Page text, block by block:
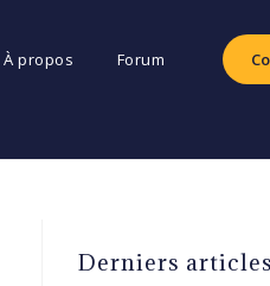
À propos Forum
Derniers articles